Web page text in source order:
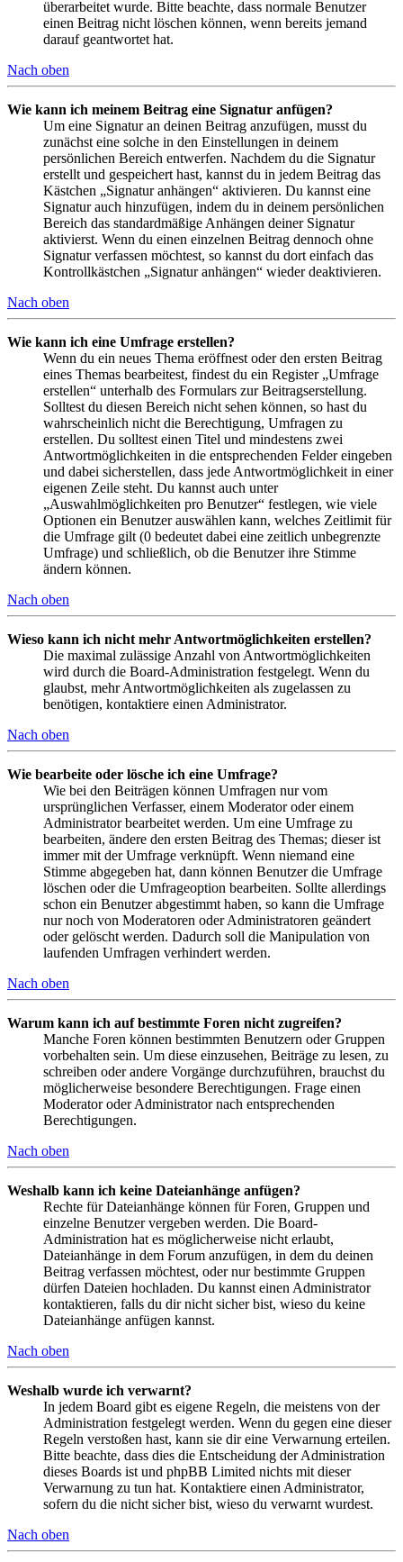
überarbeitet wurde. Bitte beachte, dass normale Benutzer
einen Beitrag nicht löschen können, wenn bereits jemand
darauf geantwortet hat.
Nach oben
Wie kann ich meinem Beitrag eine Signatur anfügen?
Um eine Signatur an deinen Beitrag anzufügen, musst du
zunächst eine solche in den Einstellungen in deinem
persönlichen Bereich entwerfen. Nachdem du die Signatur
erstellt und gespeichert hast, kannst du in jedem Beitrag das
Kästchen „Signatur anhängen“ aktivieren. Du kannst eine
Signatur auch hinzufügen, indem du in deinem persönlichen
Bereich das standardmäßige Anhängen deiner Signatur
aktivierst. Wenn du einen einzelnen Beitrag dennoch ohne
Signatur verfassen möchtest, so kannst du dort einfach das
Kontrollkästchen „Signatur anhängen“ wieder deaktivieren.
Nach oben
Wie kann ich eine Umfrage erstellen?
Wenn du ein neues Thema eröffnest oder den ersten Beitrag
eines Themas bearbeitest, findest du ein Register „Umfrage
erstellen“ unterhalb des Formulars zur Beitragserstellung.
Solltest du diesen Bereich nicht sehen können, so hast du
wahrscheinlich nicht die Berechtigung, Umfragen zu
erstellen. Du solltest einen Titel und mindestens zwei
Antwortmöglichkeiten in die entsprechenden Felder eingeben
und dabei sicherstellen, dass jede Antwortmöglichkeit in einer
eigenen Zeile steht. Du kannst auch unter
„Auswahlmöglichkeiten pro Benutzer“ festlegen, wie viele
Optionen ein Benutzer auswählen kann, welches Zeitlimit für
die Umfrage gilt (0 bedeutet dabei eine zeitlich unbegrenzte
Umfrage) und schließlich, ob die Benutzer ihre Stimme
ändern können.
Nach oben
Wieso kann ich nicht mehr Antwortmöglichkeiten erstellen?
Die maximal zulässige Anzahl von Antwortmöglichkeiten
wird durch die Board-Administration festgelegt. Wenn du
glaubst, mehr Antwortmöglichkeiten als zugelassen zu
benötigen, kontaktiere einen Administrator.
Nach oben
Wie bearbeite oder lösche ich eine Umfrage?
Wie bei den Beiträgen können Umfragen nur vom
ursprünglichen Verfasser, einem Moderator oder einem
Administrator bearbeitet werden. Um eine Umfrage zu
bearbeiten, ändere den ersten Beitrag des Themas; dieser ist
immer mit der Umfrage verknüpft. Wenn niemand eine
Stimme abgegeben hat, dann können Benutzer die Umfrage
löschen oder die Umfrageoption bearbeiten. Sollte allerdings
schon ein Benutzer abgestimmt haben, so kann die Umfrage
nur noch von Moderatoren oder Administratoren geändert
oder gelöscht werden. Dadurch soll die Manipulation von
laufenden Umfragen verhindert werden.
Nach oben
Warum kann ich auf bestimmte Foren nicht zugreifen?
Manche Foren können bestimmten Benutzern oder Gruppen
vorbehalten sein. Um diese einzusehen, Beiträge zu lesen, zu
schreiben oder andere Vorgänge durchzuführen, brauchst du
möglicherweise besondere Berechtigungen. Frage einen
Moderator oder Administrator nach entsprechenden
Berechtigungen.
Nach oben
Weshalb kann ich keine Dateianhänge anfügen?
Rechte für Dateianhänge können für Foren, Gruppen und
einzelne Benutzer vergeben werden. Die Board-
Administration hat es möglicherweise nicht erlaubt,
Dateianhänge in dem Forum anzufügen, in dem du deinen
Beitrag verfassen möchtest, oder nur bestimmte Gruppen
dürfen Dateien hochladen. Du kannst einen Administrator
kontaktieren, falls du dir nicht sicher bist, wieso du keine
Dateianhänge anfügen kannst.
Nach oben
Weshalb wurde ich verwarnt?
In jedem Board gibt es eigene Regeln, die meistens von der
Administration festgelegt werden. Wenn du gegen eine dieser
Regeln verstoßen hast, kann sie dir eine Verwarnung erteilen.
Bitte beachte, dass dies die Entscheidung der Administration
dieses Boards ist und phpBB Limited nichts mit dieser
Verwarnung zu tun hat. Kontaktiere einen Administrator,
sofern du die nicht sicher bist, wieso du verwarnt wurdest.
Nach oben